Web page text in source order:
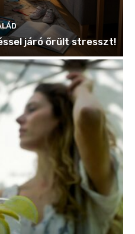
járó őrült stresszt!